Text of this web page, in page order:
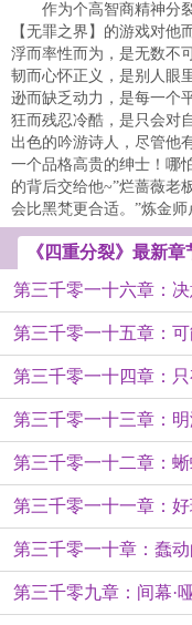
作为个高智商精神分
【无罪之界】的游戏对
浮而率性而为，是无数不
韧而心怀正义，是别人眼
逊而缺乏动力，是每一个
狂而残忍冷酷，是只会对
出色的吟游诗人，尽管他
一个品格高贵的绅士！哪
的背后交给他~”烂蔷薇老
会比黑梵更合适。”炼金
《四重分裂》最新章
第三千零一十六章：
第三千零一十五章：
第三千零一十四章：
第三千零一十三章：
第三千零一十二章：
第三千零一十一章：
第三千零一十章：蠢
第三千零九章：间幕·